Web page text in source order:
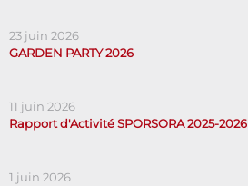
23 juin 2026
GARDEN PARTY 2026
11 juin 2026
Rapport d'Activité SPORSORA 2025-2026
1 juin 2026